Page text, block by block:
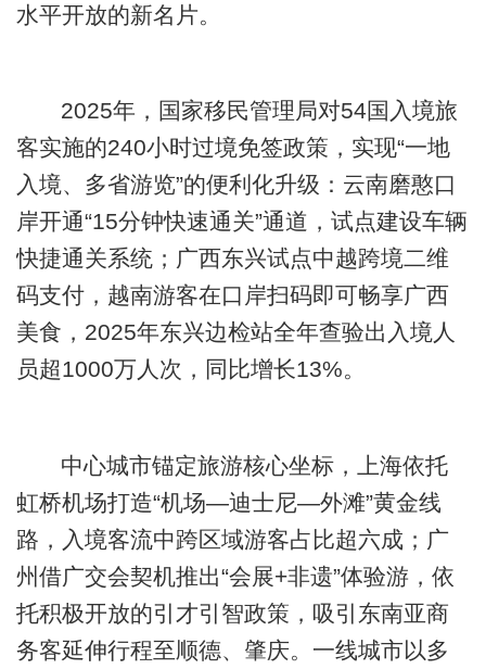
水平开放的新名片。
2025年，国家移民管理局对54国入境旅
客实施的240小时过境免签政策，实现“一地
入境、多省游览”的便利化升级：云南磨憨口
岸开通“15分钟快速通关”通道，试点建设车辆
快捷通关系统；广西东兴试点中越跨境二维
码支付，越南游客在口岸扫码即可畅享广西
美食，2025年东兴边检站全年查验出入境人
员超1000万人次，同比增长13%。
中心城市锚定旅游核心坐标，上海依托
虹桥机场打造“机场—迪士尼—外滩”黄金线
路，入境客流中跨区域游客占比超六成；广
州借广交会契机推出“会展+非遗”体验游，依
托积极开放的引才引智政策，吸引东南亚商
务客延伸行程至顺德、肇庆。一线城市以多